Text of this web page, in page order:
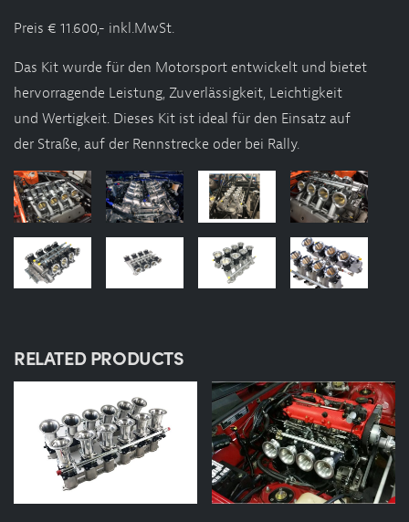
Preis € 11.600,- inkl.MwSt.
Das Kit wurde für den Motorsport entwickelt und bietet
hervorragende Leistung, Zuverlässigkeit, Leichtigkeit
und Wertigkeit. Dieses Kit ist ideal für den Einsatz auf
der Straße, auf der Rennstrecke oder bei Rally.
RELATED PRODUCTS